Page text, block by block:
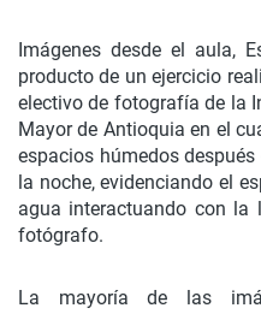
Imágenes desde el aula,
producto de un ejercicio
electivo de fotografía de la
Mayor de Antioquia en el
espacios húmedos
la noche, evidenciando el
agua interactuando con la
fotógrafo.
La mayoría de las